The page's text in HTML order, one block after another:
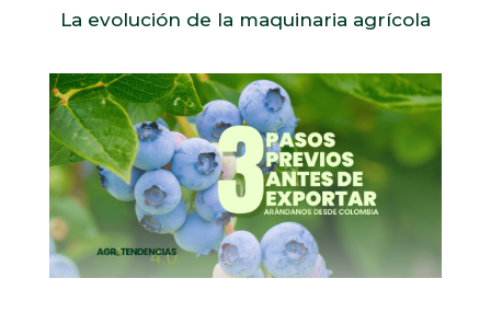
La evolución de la maquinaria agrícola